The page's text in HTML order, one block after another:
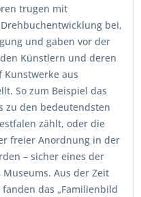
trugen mit
bei,
und gaben vor der
Künstlern und deren
Kunstwerke aus
So zum Beispiel das
zu den bedeutendsten
zählt, oder die
freier Anordnung in der
– sicher eines der
Aus der Zeit
das „Familienbild